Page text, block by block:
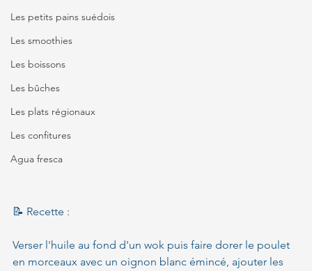
Les petits pains suédois
Les smoothies
Les boissons
Les bûches
Les plats régionaux
Les confitures
Agua fresca
📝 Recette :
Verser l'huile au fond d'un wok puis faire dorer le poulet
en morceaux avec un oignon blanc émincé, ajouter les